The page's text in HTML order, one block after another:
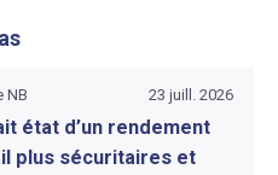
NB 23 juill. 2026
état d’un rendement
plus sécuritaires et